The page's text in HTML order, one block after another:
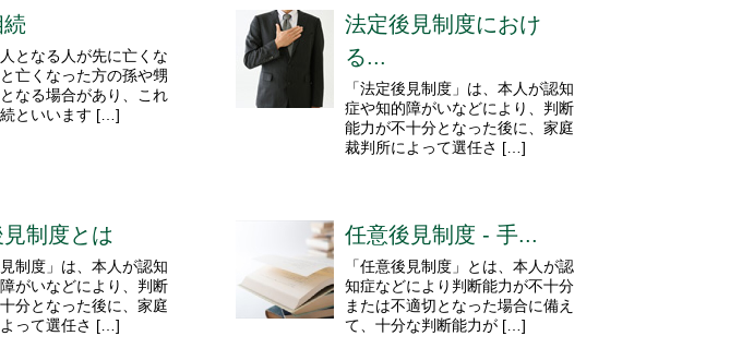
となる人が先に亡くな
亡くなった方の孫や甥
なる場合があり、これ
といいます […]
法定後見制度におけ
る...
「法定後見制度」は、本人が認知
症や知的障がいなどにより、判断
能力が不十分となった後に、家庭
裁判所によって選任さ […]
制度とは
見制度」は、本人が認知
がいなどにより、判断
分となった後に、家庭
って選任さ […]
任意後見制度 - 手...
「任意後見制度」とは、本人が認
知症などにより判断能力が不十分
または不適切となった場合に備え
て、十分な判断能力が […]